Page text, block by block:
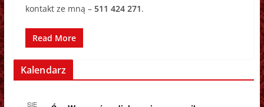
kontakt ze mną – 511 424 271.
Read More
Kalendarz
SIE